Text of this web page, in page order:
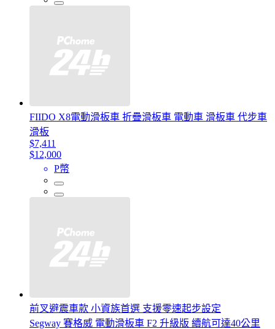
FIIDO X8電動滑板車 折疊滑板車 電動車 滑板車 代步車
滑板
$7,411
$12,000
P幣
前叉避震車款 小資族首選 支援零速起步設定
Segway 賽格威 電動滑板車 F2 升級版 續航可達40公里